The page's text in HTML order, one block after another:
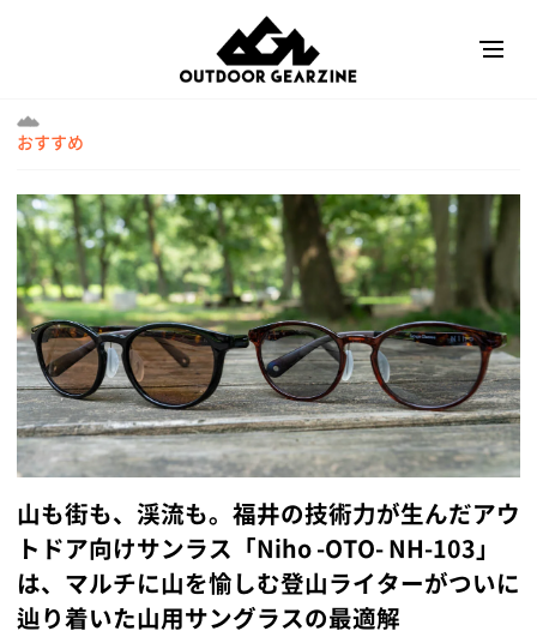
おすすめ
山も街も、渓流も。福井の技術力が生んだアウ
トドア向けサンラス「Niho -OTO- NH-103」
は、マルチに山を愉しむ登山ライターがついに
辿り着いた山用サングラスの最適解